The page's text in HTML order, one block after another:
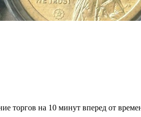
торгов на 10 минут вперед от